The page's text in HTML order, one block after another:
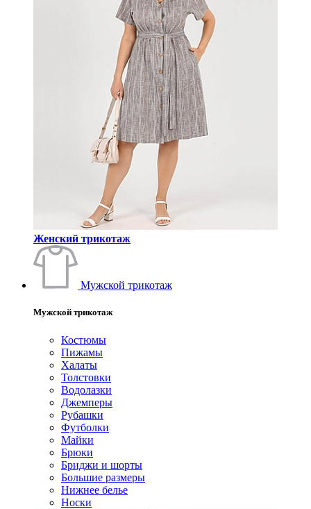
Женский трикотаж
Мужской трикотаж
Мужской трикотаж
Костюмы
Пижамы
Халаты
Толстовки
Водолазки
Джемперы
Рубашки
Футболки
Майки
Брюки
Бриджи и шорты
Большие размеры
Нижнее белье
Носки